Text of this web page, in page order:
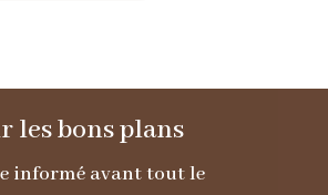
les bons plans
informé avant tout le